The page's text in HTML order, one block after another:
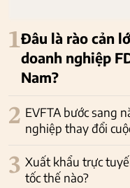
1Đâu là rào cản
doanh nghiệp
Nam?
2 EVFTA bước sang
nghiệp thay đổi
3 Xuất khẩu trực
tốc thế nào?